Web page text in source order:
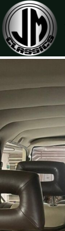
naar
de
inhoud